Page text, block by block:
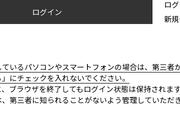
ログイン
ロ
新
いるパソコンやスマートフォンの場合は、第三
にチェックを入れないでください。
ブラウザを終了してもログイン状態は保持されます
第三者に知られることがないよう管理していただ